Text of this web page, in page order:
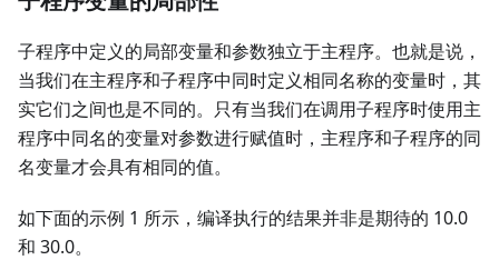
子程序中定义的局部变量和参数独立于主程序。也就是说，
当我们在主程序和子程序中同时定义相同名称的变量时，其
实它们之间也是不同的。只有当我们在调用子程序时使用主
程序中同名的变量对参数进行赋值时，主程序和子程序的同
名变量才会具有相同的值。
如下面的示例 1 所示，编译执行的结果并非是期待的 10.0
和 30.0。